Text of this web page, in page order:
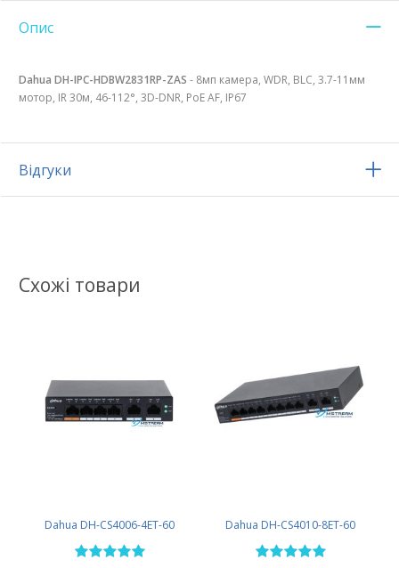
Опис
Dahua DH-IPC-HDBW2831RP-ZAS - 8мп камера, WDR, BLC, 3.7-11мм
мотор, IR 30м, 46-112°, 3D-DNR, PoE AF, IP67
Відгуки
Схожі товари
Dahua DH-CS4006-4ET-60 Dahua DH-CS4010-8ET-60